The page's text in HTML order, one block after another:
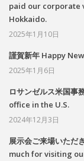
paid our corporate
Hokkaido.
2025年1月10日
謹賀新年 Happy
2025年1月6日
ロサンゼルス米国事
office in the U.S.
2024年12月3日
展示会ご来場いた
much for visiting